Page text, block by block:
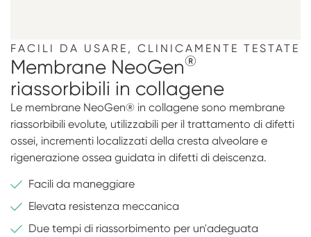
FACILI DA USARE, CLINICAMENTE TESTATE
Membrane NeoGen®
riassorbibili in collagene
Le membrane NeoGen® in collagene sono membrane
riassorbibili evolute, utilizzabili per il trattamento di difetti
ossei, incrementi localizzati della cresta alveolare e
rigenerazione ossea guidata in difetti di deiscenza.
Facili da maneggiare
Elevata resistenza meccanica
Due tempi di riassorbimento per un'adeguata